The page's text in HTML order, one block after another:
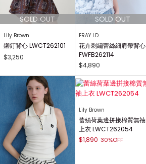
Lily Brown
鉚釘背心 LWCT262101
$3,250
FRAY I.D
花卉刺繡蕾絲細肩帶背心
FWFB262114
$4,890
Lily Brown
蕾絲荷葉邊拼接棉質無袖
上衣 LWCT262054
$1,890 30%OFF